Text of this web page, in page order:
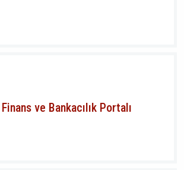
Finans ve Bankacılık Portalı